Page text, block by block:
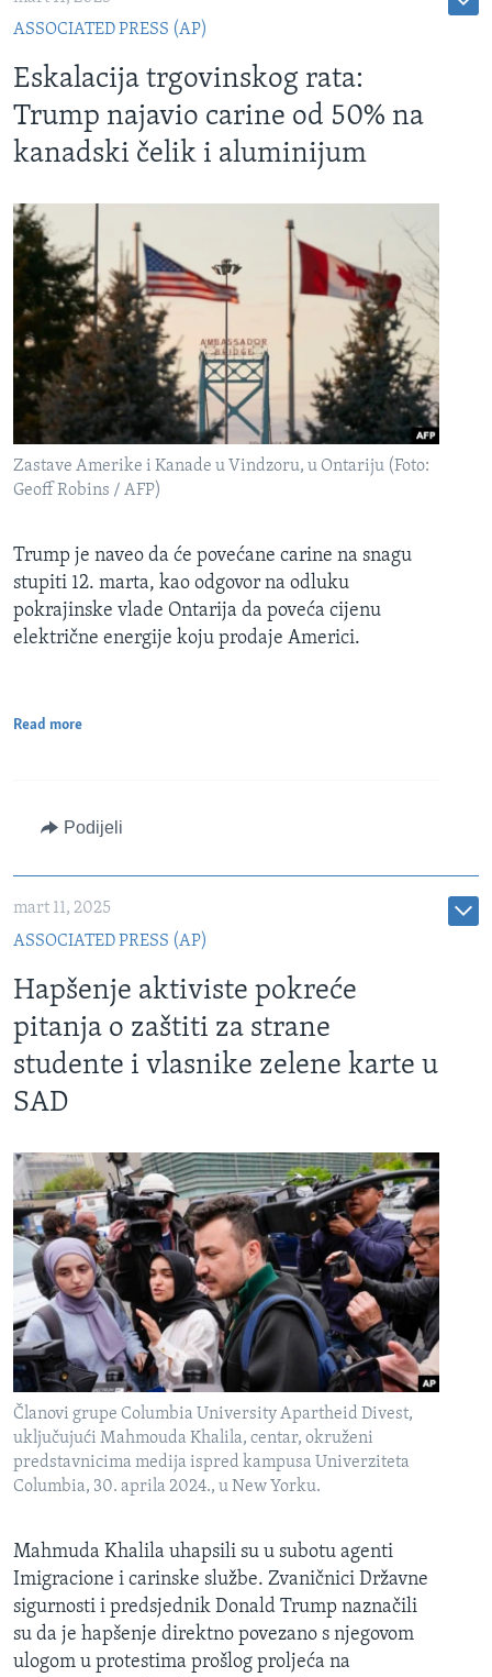
ASSOCIATED PRESS (AP)
Eskalacija trgovinskog rata:
Trump najavio carine od 50% na
kanadski čelik i aluminijum
Zastave Amerike i Kanade u Vindzoru, u Ontariju (Foto:
Geoff Robins / AFP)
Trump je naveo da će povećane carine na snagu
stupiti 12. marta, kao odgovor na odluku
pokrajinske vlade Ontarija da poveća cijenu
električne energije koju prodaje Americi.
Read more
Podijeli
mart 11, 2025
ASSOCIATED PRESS (AP)
Hapšenje aktiviste pokreće
pitanja o zaštiti za strane
studente i vlasnike zelene karte u
SAD
Članovi grupe Columbia University Apartheid Divest,
uključujući Mahmouda Khalila, centar, okruženi
predstavnicima medija ispred kampusa Univerziteta
Columbia, 30. aprila 2024., u New Yorku.
Mahmuda Khalila uhapsili su u subotu agenti
Imigracione i carinske službe. Zvaničnici Državne
sigurnosti i predsjednik Donald Trump naznačili
su da je hapšenje direktno povezano s njegovom
ulogom u protestima prošlog proljeća na